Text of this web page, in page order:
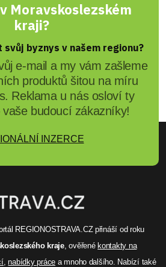
Moravskoslezském
kraji?
byznys v našem regionu?
e-mail a my vám zašleme
produktů šitou na míru
Reklama u nás osloví ty
budoucí zákazníky!
INZERCE
REGIONOSTRAVA.CZ přináší od roku
kraje, ověřené kontakty na
,nabídky práce a mnoho dalšího. Nabízí také